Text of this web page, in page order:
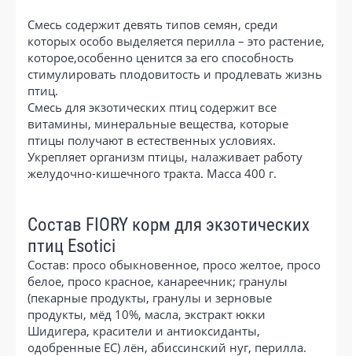
Смесь содержит девять типов семян, среди
которых особо выделяется перилла – это растение,
которое,особенно ценится за его способность
стимулировать плодовитость и продлевать жизнь
птиц.
Смесь для экзотических птиц содержит все
витамины, минеральные вещества, которые
птицы получают в естественных условиях.
Укрепляет организм птицы, налаживает работу
желудочно-кишечного тракта. Масса 400 г.
Состав FIORY корм для экзотических
птиц Esotici
Состав: просо обыкновенное, просо желтое, просо
белое, просо красное, канареечник; гранулы
(пекарные продукты, гранулы и зерновые
продукты, мёд 10%, масла, экстракт юкки
Шидигера, красители и антиоксиданты,
одобренные ЕС) лён, абиссинский нуг, перилла.